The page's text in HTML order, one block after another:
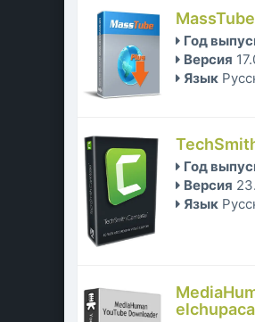
Год
Версия
Язык
Год
Версия
Язык